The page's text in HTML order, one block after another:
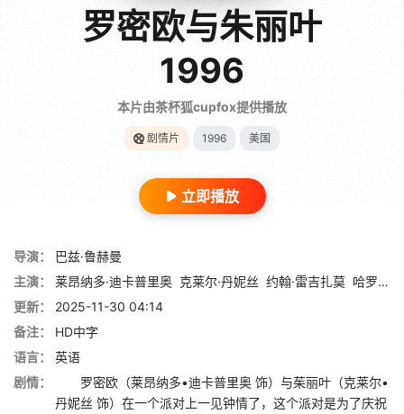
罗密欧与朱丽叶
1996
本片由茶杯狐cupfox提供播放
剧情片 1996 美国
立即播放
导演：
巴兹·鲁赫曼
主演：
莱昂纳多·迪卡普里奥 克莱尔·丹妮丝 约翰·雷吉扎莫 哈罗德·佩里诺
更新：
2025-11-30 04:14
备注：
HD中字
语言：
英语
剧情：
罗密欧（莱昂纳多•迪卡普里奥 饰）与茱丽叶（克莱尔•
丹妮丝 饰）在一个派对上一见钟情了，这个派对是为了庆祝